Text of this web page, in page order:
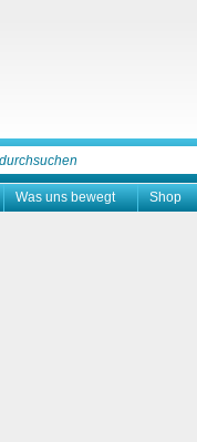
Was uns bewegt Shop